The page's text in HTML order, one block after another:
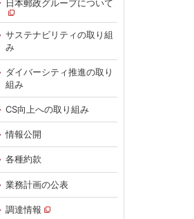
日本郵政グループについて
サステナビリティの取り組
み
ダイバーシティ推進の取り
組み
CS向上への取り組み
情報公開
各種約款
業務計画の公表
調達情報